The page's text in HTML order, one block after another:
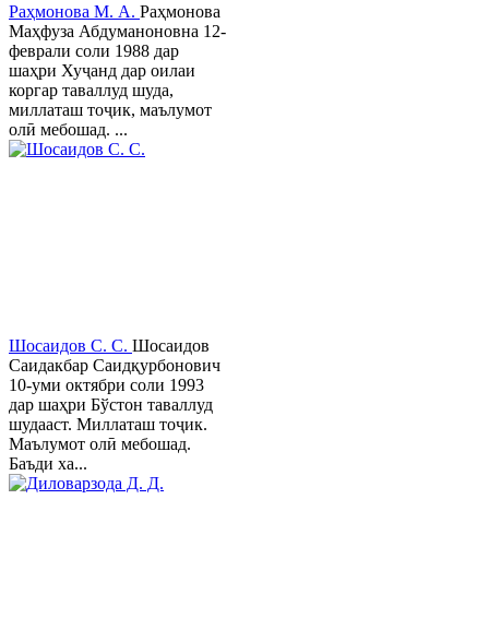
Раҳмонова М. А. Раҳмонова
Маҳфуза Абдуманоновна 12-
феврали соли 1988 дар
шаҳри Хуҷанд дар оилаи
коргар таваллуд шуда,
миллаташ тоҷик, маълумот
олӣ мебошад. ...
Шосаидов С. С. Шосаидов
Саидакбар Саидқурбонович
10-уми октябри соли 1993
дар шаҳри Бўстон таваллуд
шудааст. Миллаташ тоҷик.
Маълумот олӣ мебошад.
Баъди ха...